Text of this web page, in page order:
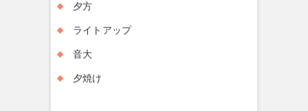
夕方
ライトアップ
音大
夕焼け